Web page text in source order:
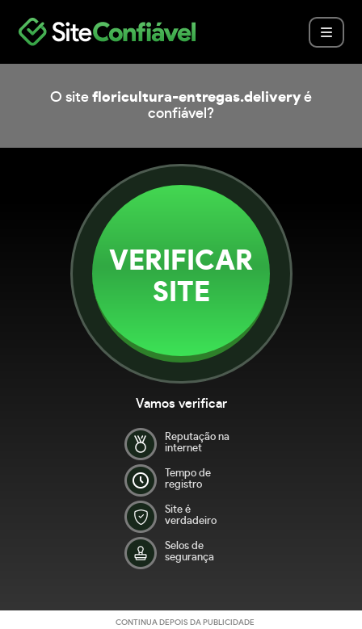
O site floricultura-entregas.deliveryé
confiável?
VERIFICAR
SITE
Vamos verificar
Reputação na
internet
Tempo de
registro
Site é
verdadeiro
Selos de
segurança
CONTINUA DEPOIS DA PUBLICIDADE